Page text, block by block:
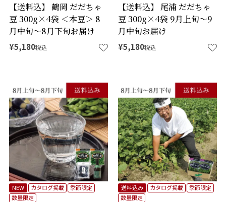
【送料込】 鶴岡 だだちゃ
豆 300g×4袋 ＜本豆＞ 8
月中旬～8月下旬お届け
¥5,180税込
【送料込】 尾浦 だだちゃ
豆 300g×4袋 9月上旬～9
月中旬お届け
¥5,180税込
NEW カタログ掲載
季節限定
数量限定
送料込み カタログ掲載
季節限定
数量限定